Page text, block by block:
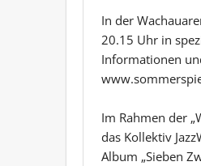
In der
20.15 Uhr in
Informationen
Im Rahmen der
das Kollektiv
Album „Sieben